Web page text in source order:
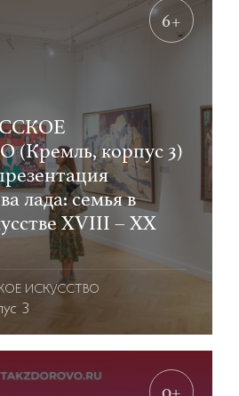
6+
корпус 3)
лада: семья в
XVIII – ХХ
ИСКУССТВО
3
0+